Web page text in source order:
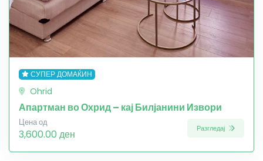
СУПЕР ДОМАЌИН
Ohrid
Апартман во Охрид – кај Билјанини Извори
Цена од
3,600.00 ден Разгледај